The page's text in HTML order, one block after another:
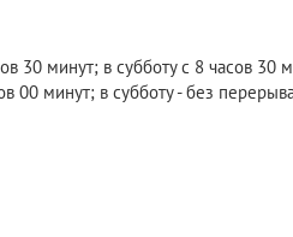
30 минут; в субботу с 8 часов 30
00 минут; в субботу - без